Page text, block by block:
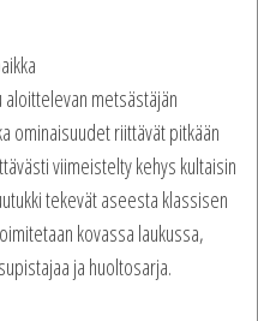
aloittelevan metsästäjän
ominaisuudet riittävät pitkään
viimeistelty kehys kultaisin
tekevät aseesta klassisen
kovassa laukussa,
ja huoltosarja.